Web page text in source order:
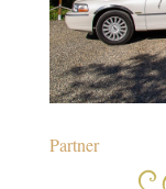
Partner